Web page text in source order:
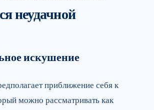
неудачной
искушение
приближение себя к
можно рассматривать как